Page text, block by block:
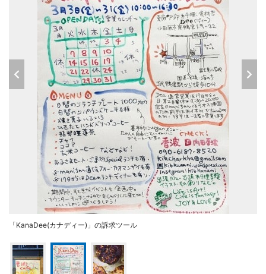
「KanaDee(カナディー)」の訴求ツール